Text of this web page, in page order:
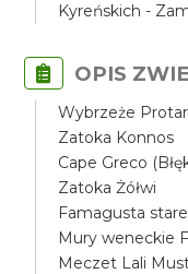
Kyreńskich -
OPIS
Wybrzeże
Zatoka Konnos
Cape Greco
Zatoka Żółwi
Famagusta
Mury weneckie
Meczet Lali